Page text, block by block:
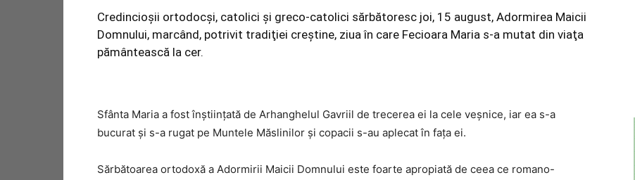
Credincioşii ortodocşi, catolici şi greco-catolici sărbătoresc joi, 15 august, Adormirea Maicii
Domnului, marcând, potrivit tradiţiei creştine, ziua în care Fecioara Maria s-a mutat din viaţa
pământească la cer.
Sfânta Maria a fost înştiinţată de Arhanghelul Gavriil de trecerea ei la cele veşnice, iar ea s-a
bucurat şi s-a rugat pe Muntele Măslinilor şi copacii s-au aplecat în faţa ei.
Sărbătoarea ortodoxă a Adormirii Maicii Domnului este foarte apropiată de ceea ce romano-